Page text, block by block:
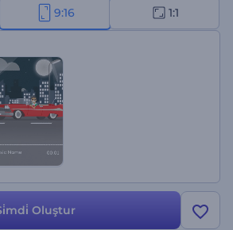
9:16 1:1
Oluştur